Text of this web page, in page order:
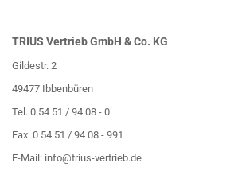
TRIUS Vertrieb GmbH & Co. KG
Gildestr. 2
49477 Ibbenbüren
Tel. 0 54 51 / 94 08 - 0
Fax. 0 54 51 / 94 08 - 991
E-Mail: info@trius-vertrieb.de